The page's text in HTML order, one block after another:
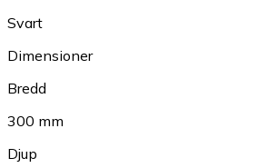
Svart
Dimensioner
Bredd
300 mm
Djup